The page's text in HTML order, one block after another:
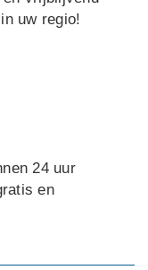
uw regio!
24 uur
en